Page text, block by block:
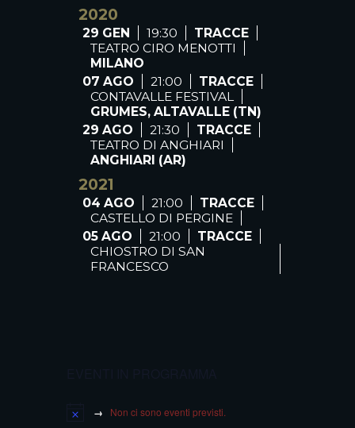
2020
29 GEN 19:30
TRACCE
TEATRO CIRO MENOTTI
MILANO
07 AGO
21:00
TRACCE
CONTAVALLE FESTIVAL
GRUMES, ALTAVALLE (TN)
29 AGO
21:30
TRACCE
TEATRO DI ANGHIARI
ANGHIARI (AR)
2021
04 AGO 21:00
TRACCE
CASTELLO DI PERGINE
05 AGO
21:00
TRACCE
CHIOSTRO DI SAN
FRANCESCO
Non ci sono eventi previsti.